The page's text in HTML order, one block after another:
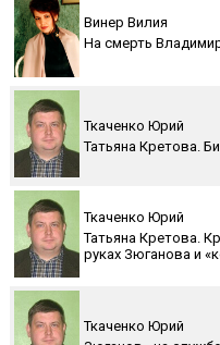
Винер Вилия
На смерть
Ткаченко Юрий
Татьяна Кретова.
Ткаченко Юрий
Татьяна Кретова.
руках Зюганова и
Ткаченко Юрий